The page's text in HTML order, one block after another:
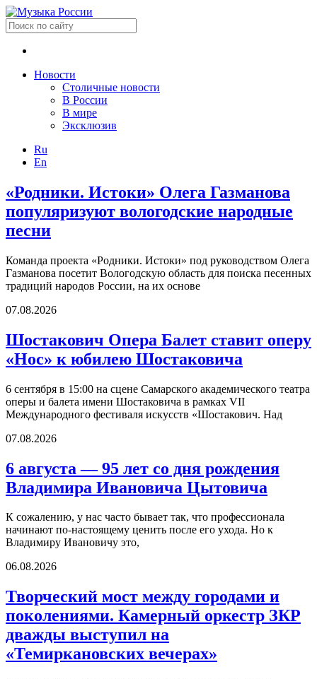
Новости
Столичные новости
В России
В мире
Эксклюзив
Ru
En
«Родники. Истоки» Олега Газманова
популяризуют вологодские народные
песни
Команда проекта «Родники. Истоки» под руководством Олега
Газманова посетит Вологодскую область для поиска песенных
традиций народов России, на их основе
07.08.2026
Шостакович Опера Балет ставит оперу
«Нос» к юбилею Шостаковича
6 сентября в 15:00 на сцене Самарского академического театра
оперы и балета имени Шостаковича в рамках VII
Международного фестиваля искусств «Шостакович. Над
07.08.2026
6 августа — 95 лет со дня рождения
Владимира Ивановича Цытовича
К сожалению, у нас часто бывает так, что профессионала
начинают по-настоящему ценить после его ухода. Но к
Владимиру Ивановичу это,
06.08.2026
Творческий мост между городами и
поколениями. Камерный оркестр ЗКР
дважды выступил на
«Темиркановских вечерах»